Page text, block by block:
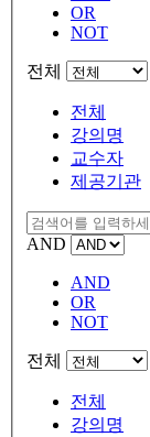
OR
NOT
전체
전체
강의명
교수자
제공기관
AND
AND
OR
NOT
전체
전체
강의명